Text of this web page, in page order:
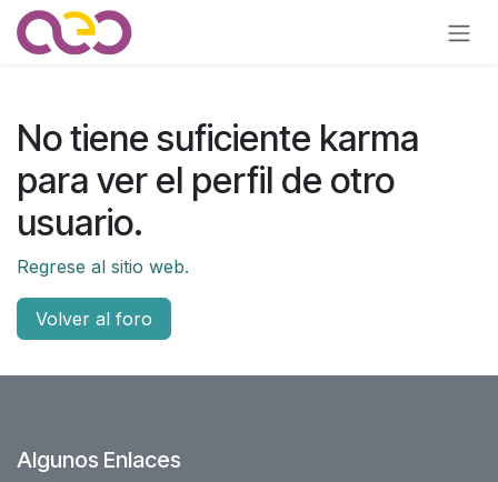
Ir al contenido
No tiene suficiente karma
para ver el perfil de otro
usuario.
Regrese al sitio web.
Volver al foro
Algunos Enlaces